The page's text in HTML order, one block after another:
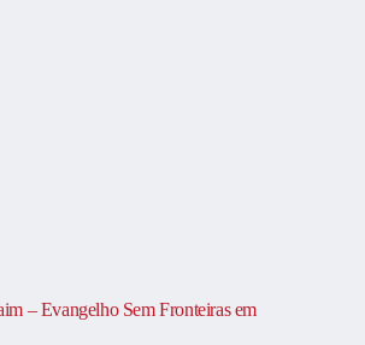
– Evangelho Sem Fronteiras em